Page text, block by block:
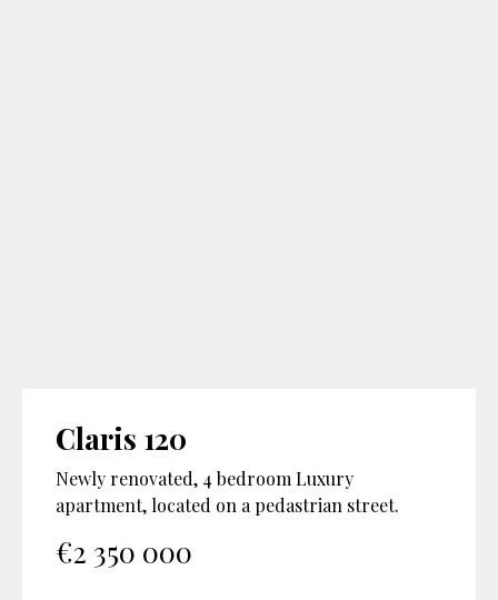
Claris 120
Newly renovated, 4 bedroom Luxury
apartment, located on a pedastrian street.
€2 350 000